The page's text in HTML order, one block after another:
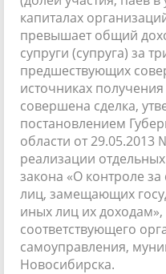
капиталах
превышает общий
супруги (супруга) за
предшествующих
источниках
совершена сделка,
постановлением
области от
реализации
закона «О контроле
лиц, замещающих
иных лиц их
соответствующего
самоуправления,
Новосибирска.